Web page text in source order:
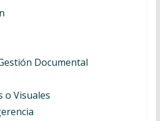
Documental
o Visuales